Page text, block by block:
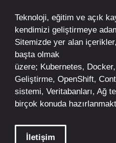
Teknoloji, eğitim ve açık
kendimizi geliştirmeye
Sitemizde yer alan içerikler,
başta olmak
üzere; Kubernetes, Docker,
Geliştirme, OpenShift,
sistemi, Veritabanları, Ağ
birçok konuda
İletişim